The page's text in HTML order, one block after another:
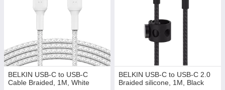
BELKIN USB-C to USB-C
Cable Braided, 1M, White
BELKIN USB-C to USB-C 2.0
Braided silicone, 1M, Black